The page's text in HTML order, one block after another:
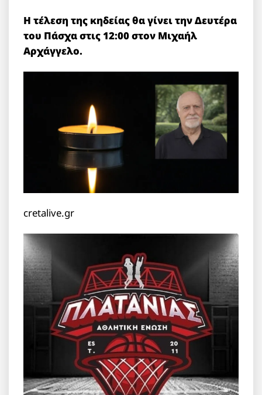
Η τέλεση της κηδείας θα γίνει την Δευτέρα
του Πάσχα στις 12:00 στον Μιχαήλ
Αρχάγγελο.
cretalive.gr